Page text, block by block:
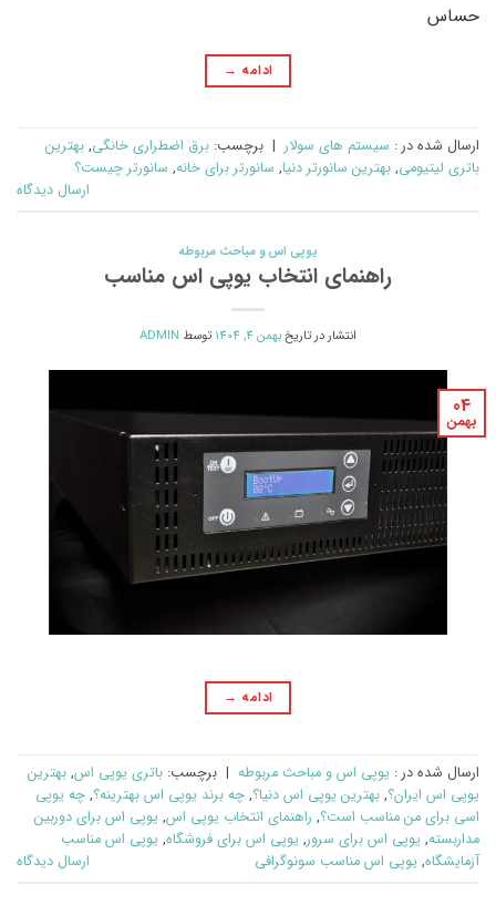
حساس
ادامه →
ارسال شده در : سیستم های سولار | برچسب: برق اضطراری خانگی, بهترین
باتری لیتیومی, بهترین سانورتر دنیا, سانورتر برای خانه, سانورتر چیست؟
ارسال دیدگاه
یوپی اس و مباحث مربوطه
راهنمای انتخاب یوپی اس مناسب
انتشار در تاریخبهمن 4, 1404 توسط ADMIN
04
بهمن
ادامه →
ارسال شده در : یوپی اس و مباحث مربوطه | برچسب: باتری یوپی اس, بهترین
یوپی اس ایران؟, بهترین یوپی اس دنیا؟, چه برند یوپی اس بهترینه؟, چه یوپی
اسی برای من مناسب است؟, راهنمای انتخاب یوپی اس, یوپی اس برای دوربین
مداربسته, یوپی اس برای سرور, یوپی اس برای فروشگاه, یوپی اس مناسب
آزمایشگاه, یوپی اس مناسب سونوگرافی ارسال دیدگاه